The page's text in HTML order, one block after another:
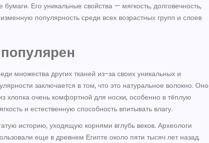
бумаги. Его уникальные свойства — мягкость, долговечность,
популярность среди всех возрастных групп и слоев
множества других тканей из-за своих уникальных и
заключается в том, что это натуральное волокно. Оно
хлопка очень комфортной для носки, особенно в тёплую
и естественную способность впитывать влагу.
историю, уходящую корнями вглубь веков. Археологи
еще в древнем Египте около пяти тысяч лет назад.